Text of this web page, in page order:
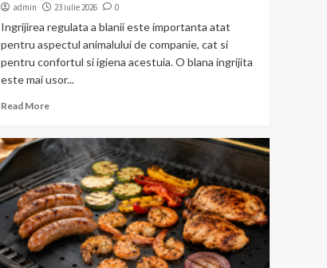
admin 23 iulie 2026 0
Ingrijirea regulata a blanii este importanta atat
pentru aspectul animalului de companie, cat si
pentru confortul si igiena acestuia. O blana ingrijita
este mai usor...
Read More